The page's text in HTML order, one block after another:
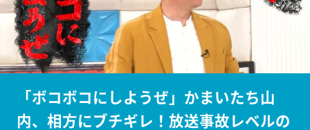
「ボコボコにしようぜ」かまいたち山
内、相方にブチギレ！放送事故レベルの